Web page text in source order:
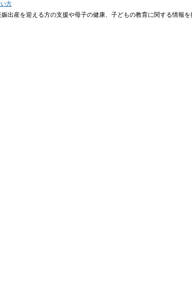
方
娠出産を迎える方の支援や母子の健康、子どもの教育に関する情報